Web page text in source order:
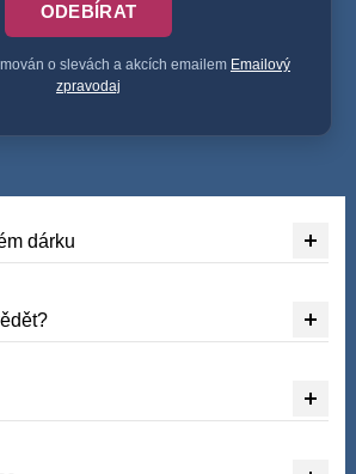
ODEBÍRAT
o slevách a akcích emailem Emailový
zpravodaj
dárku